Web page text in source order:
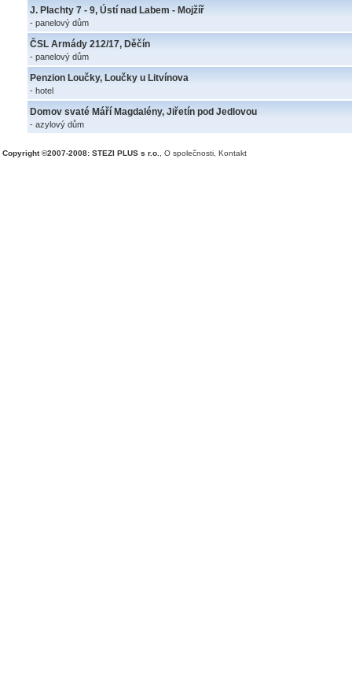
J. Plachty 7 - 9, Ústí nad Labem - Mojžíř
- panelový dům
ČSL Armády 212/17, Děčín
- panelový dům
Penzion Loučky, Loučky u Litvínova
- hotel
Domov svaté Máří Magdalény, Jiřetín pod Jedlovou
- azylový dům
Copyright ©2007-2008: STEZI PLUS s r.o. O společnosti Kontakt